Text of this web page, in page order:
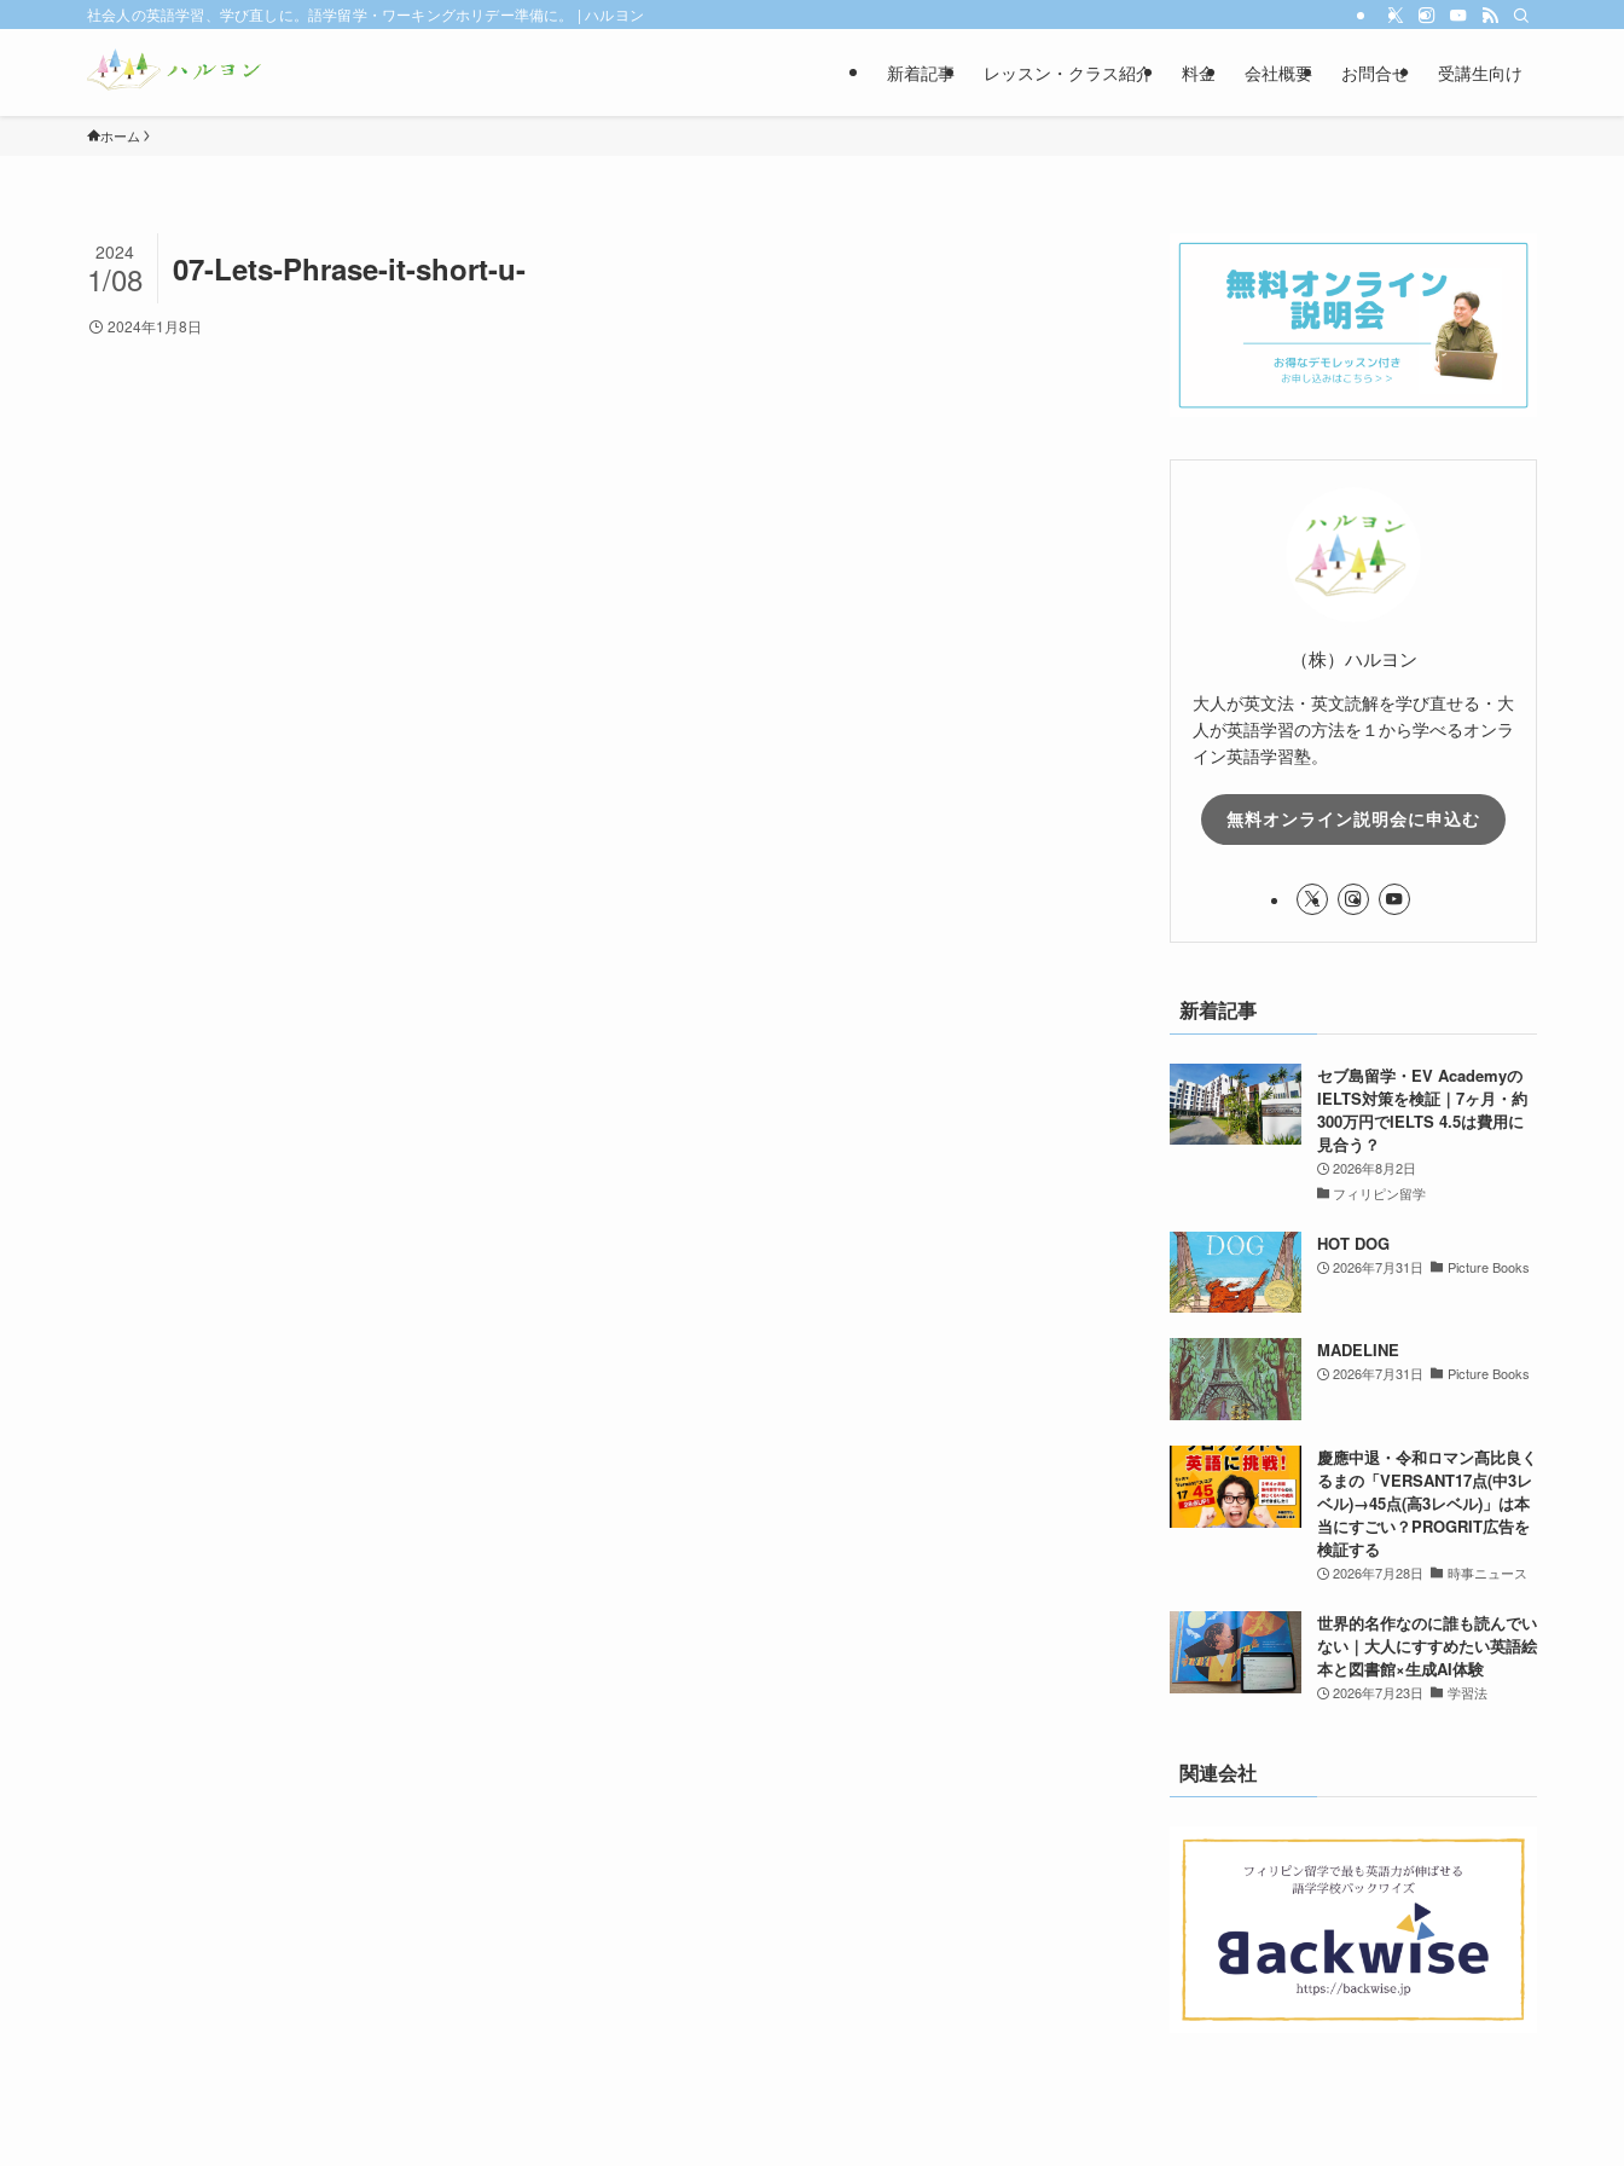
社会人の英語学習、学び直しに。語学留学・ワーキングホリデー準備に。 | ハルヨン
新着記事 レッスン・クラス紹介 料金 会社概要 お問合せ 受講生向け
ホーム
07-Lets-Phrase-it-short-u-
2024
1/08
2024年1月8日
（株）ハルヨン
大人が英文法・英文読解を学び直せる・大
人が英語学習の方法を１から学べるオンラ
イン英語学習塾。
無料オンライン説明会に申込む
新着記事
セブ島留学・EV Academyの
IELTS対策を検証｜7ヶ月・約
300万円でIELTS 4.5は費用に
見合う？
2026年8月2日
フィリピン留学
HOT DOG
2026年7月31日 Picture Books
MADELINE
2026年7月31日 Picture Books
慶應中退・令和ロマン髙比良く
るまの「VERSANT17点(中3レ
ベル)→45点(高3レベル)」は本
当にすごい？PROGRIT広告を
検証する
2026年7月28日 時事ニュース
世界的名作なのに誰も読んでい
ない｜大人にすすめたい英語絵
本と図書館×生成AI体験
2026年7月23日 学習法
関連会社